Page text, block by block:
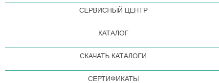
СЕРВИСНЫЙ ЦЕНТР
КАТАЛОГ
СКАЧАТЬ КАТАЛОГИ
СЕРТИФИКАТЫ